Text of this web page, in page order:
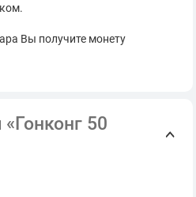
Вы получите монету
«Гонконг 50